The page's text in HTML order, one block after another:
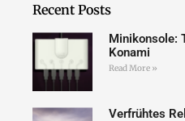
Recent Posts
Minikonsole:
Konami
Read More »
Verfrühtes